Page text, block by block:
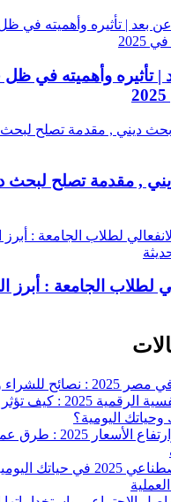
| تأثيره وأهميته في ظل
, مقدمة تصلح لبحث
لطلاب الجامعة : أبرز
والاستثمار الذكي
الصحة النفسية
اليومية؟
الاقتصاد وارتفاع
الذكاء الاصطناعي 2025 في